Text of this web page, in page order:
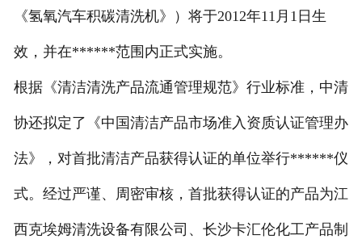
《氢氧汽车积碳清洗机》）将于2012年11月1日生
效，并在******范围内正式实施。
根据《清洁清洗产品流通管理规范》行业标准，中清
协还拟定了《中国清洁产品市场准入资质认证管理办
法》，对首批清洁产品获得认证的单位举行******仪
式。经过严谨、周密审核，首批获得认证的产品为江
西克埃姆清洗设备有限公司、长沙卡汇伦化工产品制